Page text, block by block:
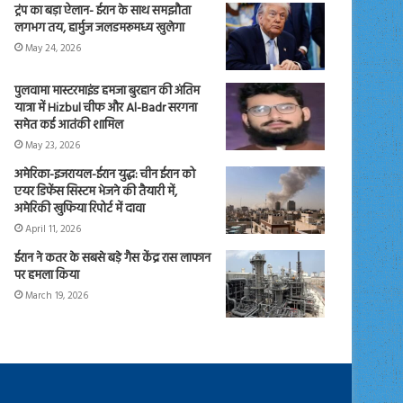
ट्रंप का बड़ा ऐलान- ईरान के साथ समझौता
लगभग तय, हार्मुज जलडमरूमध्य खुलेगा
May 24, 2026
पुलवामा मास्टरमाइंड हमजा बुरहान की अंतिम
यात्रा में Hizbul चीफ और Al-Badr सरगना
समेत कई आतंकी शामिल
May 23, 2026
अमेरिका-इजरायल-ईरान युद्ध: चीन ईरान को
एयर डिफेंस सिस्टम भेजने की तैयारी में,
अमेरिकी खुफिया रिपोर्ट में दावा
April 11, 2026
ईरान ने कतर के सबसे बड़े गैस केंद्र रास लाफान
पर हमला किया
March 19, 2026